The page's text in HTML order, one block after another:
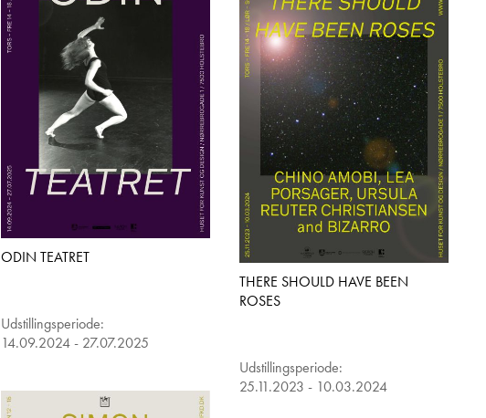
ODIN TEATRET
Udstillingsperiode:
14.09.2024 - 27.07.2025
THERE SHOULD HAVE BEEN
ROSES
Udstillingsperiode:
25.11.2023 - 10.03.2024